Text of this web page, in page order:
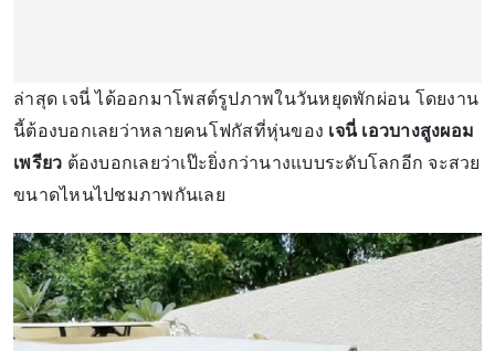
ล่าสุด เจนี่ ได้ออกมาโพสต์รูปภาพในวันหยุดพักผ่อน โดยงาน
นี้ต้องบอกเลยว่าหลายคนโฟกัสที่หุ่นของ เจนี่ เอวบางสูงผอม
เพรียว ต้องบอกเลยว่าเป๊ะยิ่งกว่านางแบบระดับโลกอีก จะสวย
ขนาดไหนไปชมภาพกันเลย